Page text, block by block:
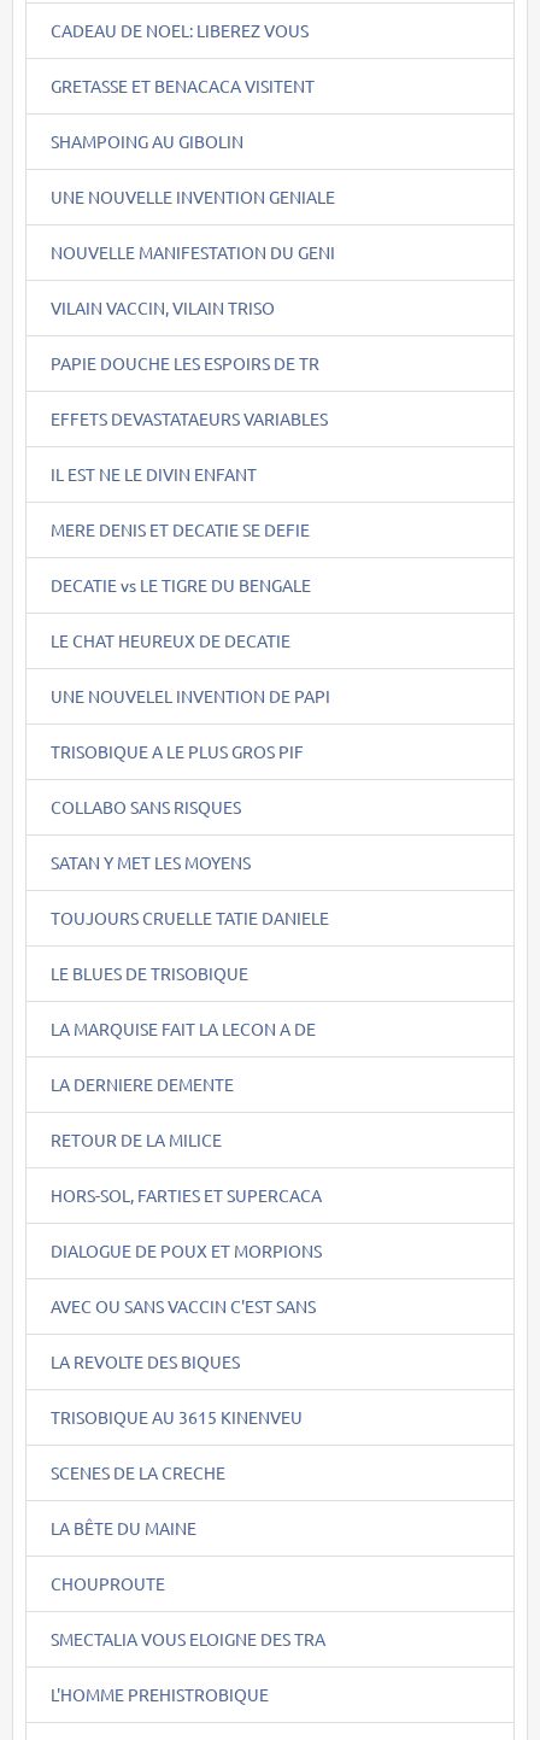
CADEAU DE NOEL: LIBEREZ VOUS
GRETASSE ET BENACACA VISITENT
SHAMPOING AU GIBOLIN
UNE NOUVELLE INVENTION GENIALE
NOUVELLE MANIFESTATION DU GENI
VILAIN VACCIN, VILAIN TRISO
PAPIE DOUCHE LES ESPOIRS DE TR
EFFETS DEVASTATAEURS VARIABLES
IL EST NE LE DIVIN ENFANT
MERE DENIS ET DECATIE SE DEFIE
DECATIE vs LE TIGRE DU BENGALE
LE CHAT HEUREUX DE DECATIE
UNE NOUVELEL INVENTION DE PAPI
TRISOBIQUE A LE PLUS GROS PIF
COLLABO SANS RISQUES
SATAN Y MET LES MOYENS
TOUJOURS CRUELLE TATIE DANIELE
LE BLUES DE TRISOBIQUE
LA MARQUISE FAIT LA LECON A DE
LA DERNIERE DEMENTE
RETOUR DE LA MILICE
HORS-SOL, FARTIES ET SUPERCACA
DIALOGUE DE POUX ET MORPIONS
AVEC OU SANS VACCIN C'EST SANS
LA REVOLTE DES BIQUES
TRISOBIQUE AU 3615 KINENVEU
SCENES DE LA CRECHE
LA BÊTE DU MAINE
CHOUPROUTE
SMECTALIA VOUS ELOIGNE DES TRA
L'HOMME PREHISTROBIQUE